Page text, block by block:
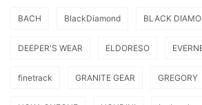
BACH BlackDiamond BLACK
DEEPER'S WEAR ELDORESO
finetrack GRANITE GEAR GREGORY